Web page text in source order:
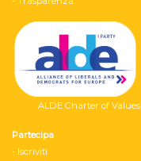
ALDE Charter of Values
Partecipa
- Iscriviti